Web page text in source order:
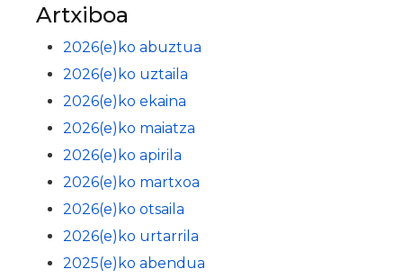
Artxiboa
2026(e)ko abuztua
2026(e)ko uztaila
2026(e)ko ekaina
2026(e)ko maiatza
2026(e)ko apirila
2026(e)ko martxoa
2026(e)ko otsaila
2026(e)ko urtarrila
2025(e)ko abendua